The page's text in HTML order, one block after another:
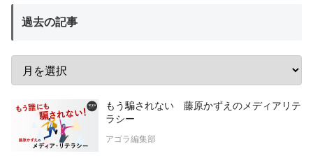
過去の記事
もう騙されない 藤原かずえのメディアリテ
ラシー
アゴラ編集部